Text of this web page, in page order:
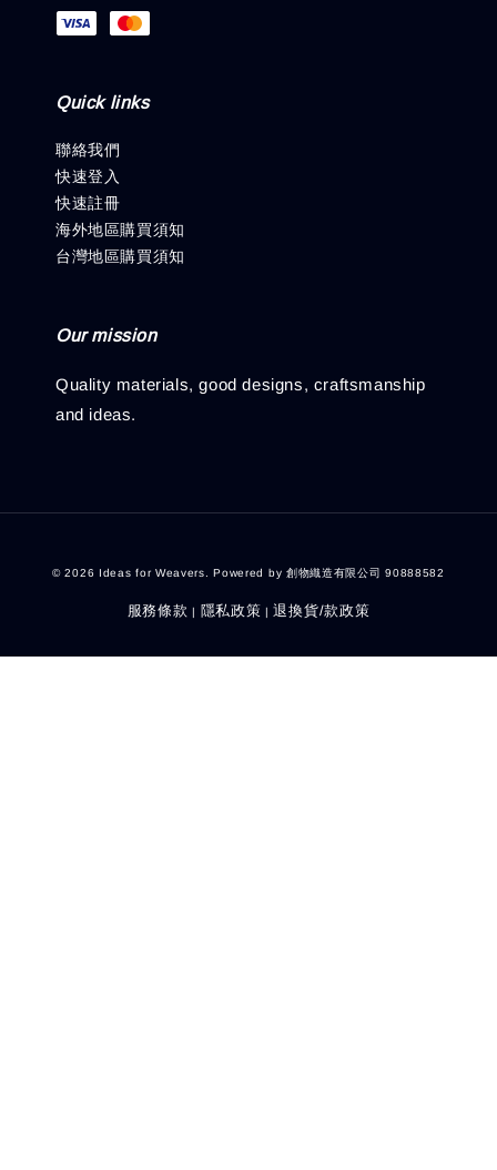
Quick links
聯絡我們
快速登入
快速註冊
海外地區購買須知
台灣地區購買須知
Our mission
Quality materials, good designs, craftsmanship
and ideas.
© 2026 Ideas for Weavers. Powered by 創物織造有限公司 90888582
服務條款 | 隱私政策 |退換貨/款政策